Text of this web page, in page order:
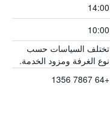
14:00
10:00
تختلف السياسات حسب
نوع الغرفة ومزود الخدمة.
+64 7867 1356